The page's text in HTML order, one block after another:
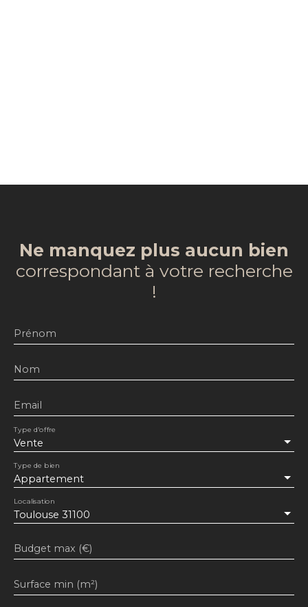
Ne manquez plus aucun bien
correspondant à votre recherche
!
Prénom
Nom
Email
Vente
Type d'offre
Appartement
Type de bien
Toulouse 31100
Localisation
Budget max (€)
Surface min (m²)